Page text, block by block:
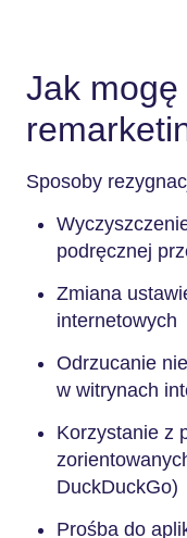
Jak
Sposoby
podręcznej
Zmiana
internetowych
Odrzucanie
w witrynach
Korzystanie z
DuckDuckGo)
Prośba do